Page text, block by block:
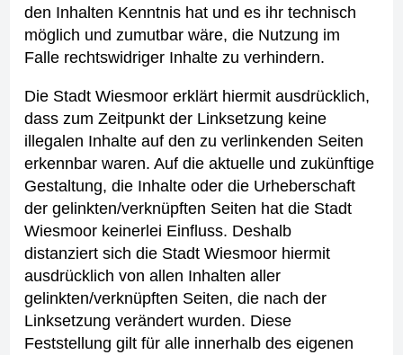
den Inhalten Kenntnis hat und es ihr technisch
möglich und zumutbar wäre, die Nutzung im
Falle rechtswidriger Inhalte zu verhindern.
Die Stadt Wiesmoor erklärt hiermit ausdrücklich,
dass zum Zeitpunkt der Linksetzung keine
illegalen Inhalte auf den zu verlinkenden Seiten
erkennbar waren. Auf die aktuelle und zukünftige
Gestaltung, die Inhalte oder die Urheberschaft
der gelinkten/verknüpften Seiten hat die Stadt
Wiesmoor keinerlei Einfluss. Deshalb
distanziert sich die Stadt Wiesmoor hiermit
ausdrücklich von allen Inhalten aller
gelinkten/verknüpften Seiten, die nach der
Linksetzung verändert wurden. Diese
Feststellung gilt für alle innerhalb des eigenen